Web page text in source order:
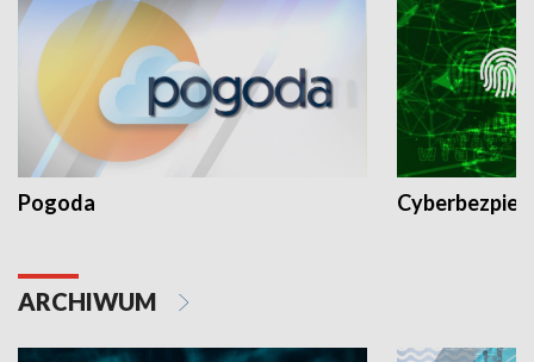
Pogoda
ARCHIWUM